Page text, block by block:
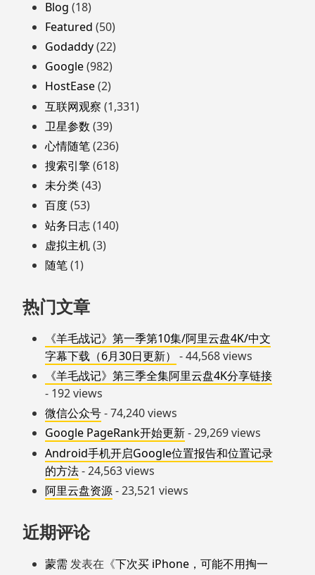
页
脚
Blog (18)
Featured (50)
Godaddy(22)
Google(982)
HostEase(2)
互联网观察 (1,331)
卫星参数 (39)
心情随笔(236)
搜索引擎(618)
未分类(43)
百度(53)
站务日志(140)
虚拟主机(3)
随笔(1)
热门文章
《羊毛战记》第一季第10集/阿里云盘4K/中文
字幕下载（6月30日更新）
- 44,568 views
《羊毛战记》第三季全集阿里云盘4K分享链接
- 192 views
微信公众号- 74,240 views
Google PageRank开始更新- 29,269 views
Android手机开启Google位置报告和位置记录
的方法- 24,563 views
阿里云盘资源- 23,521 views
近期评论
蒙需 发表在《下次买 iPhone，可能不用掏一